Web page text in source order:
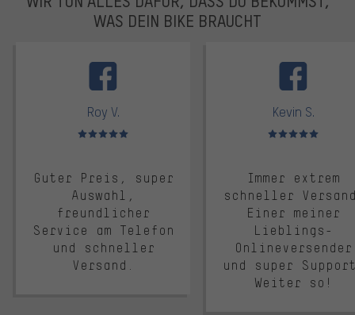
WAS DEIN BIKE BRAUCHT
Roy V.
Bewertungen: 5 von 5
Guter Preis, super
Auswahl,
freundlicher
Service am Telefon
und schneller
Versand.
Kevin S.
Bewertungen: 5 von 5
Immer extrem
schneller
Einer meiner
Lieblings-
Onlineversender
und super
Weiter so!